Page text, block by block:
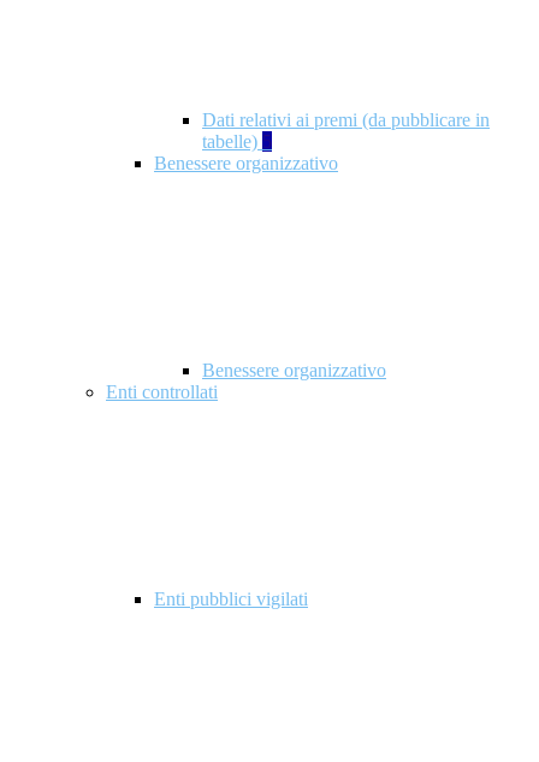
Dati relativi ai premi (da pubblicare in
tabelle) 5
Benessere organizzativo
Benessere organizzativo
Enti controllati
Enti pubblici vigilati